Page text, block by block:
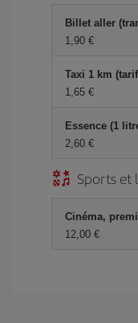
Billet aller
1,90 €
Taxi 1 km
1,65 €
Essence (1
2,60 €
Sports et
Cinéma,
12,00 €